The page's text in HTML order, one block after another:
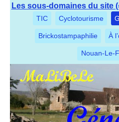
Les sous-domaines du site
TIC Cyclotourisme
Brickostampaphilie À
Nouan-Le-